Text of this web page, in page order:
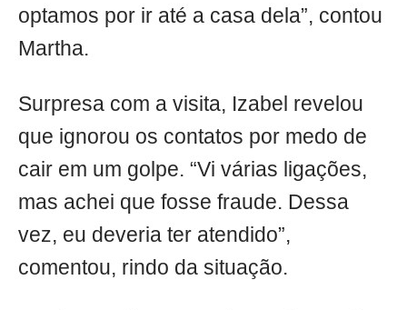
optamos por ir até a casa dela”, contou
Martha.
Surpresa com a visita, Izabel revelou
que ignorou os contatos por medo de
cair em um golpe. “Vi várias ligações,
mas achei que fosse fraude. Dessa
vez, eu deveria ter atendido”,
comentou, rindo da situação.